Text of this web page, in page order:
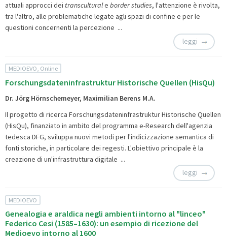
attuali approcci dei transculturale border studies, l'attenzione è rivolta,
tra l'altro, alle problematiche legate agli spazi di confine e per le
questioni concernenti la percezione ...
leggi
MEDIOEVO, Online
Forschungsdateninfrastruktur Historische Quellen (HisQu)
Dr. Jörg Hörnschemeyer, Maximilian Berens M.A.
Il progetto di ricerca Forschungsdateninfrastruktur Historische Quellen
(HisQu), finanziato in ambito del programma e-Research dell'agenzia
tedesca DFG, sviluppa nuovi metodi per l'indicizzazione semantica di
fonti storiche, in particolare dei regesti. L'obiettivo principale è la
creazione di un'infrastruttura digitale ...
leggi
MEDIOEVO
Genealogia e araldica negli ambienti intorno al "linceo"
Federico Cesi (1585–1630): un esempio di ricezione del
Medioevo intorno al 1600